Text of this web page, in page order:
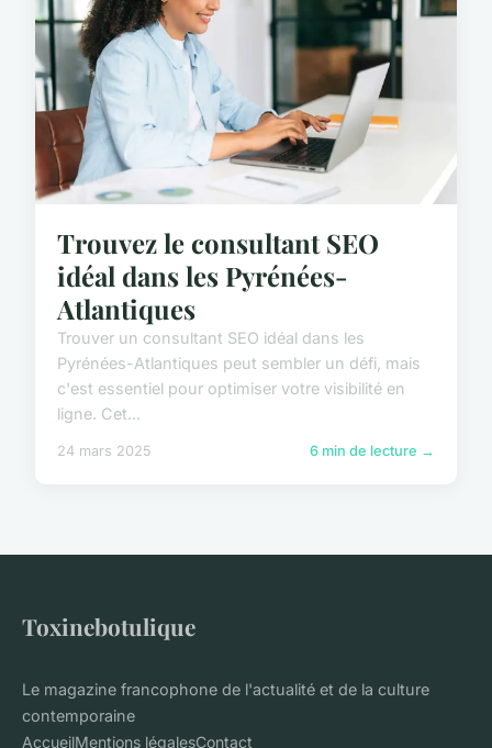
Trouvez le consultant SEO
idéal dans les Pyrénées-
Atlantiques
Trouver un consultant SEO idéal dans les
Pyrénées-Atlantiques peut sembler un défi, mais
c'est essentiel pour optimiser votre visibilité en
ligne. Cet...
24 mars 2025 6 min de lecture →
Toxinebotulique
Le magazine francophone de l'actualité et de la culture
contemporaine
AccueilMentions légalesContact